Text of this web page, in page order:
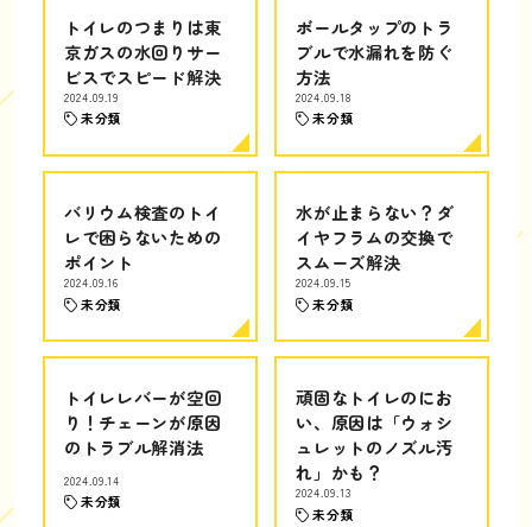
トイレのつまりは東
京ガスの水回りサー
ビスでスピード解決
2024.09.19
未分類
ボールタップのトラ
ブルで水漏れを防ぐ
方法
2024.09.18
未分類
バリウム検査のトイ
レで困らないための
ポイント
2024.09.16
未分類
水が止まらない？ダ
イヤフラムの交換で
スムーズ解決
2024.09.15
未分類
トイレレバーが空回
り！チェーンが原因
のトラブル解消法
2024.09.14
未分類
頑固なトイレのにお
い、原因は「ウォシ
ュレットのノズル汚
れ」かも？
2024.09.13
未分類